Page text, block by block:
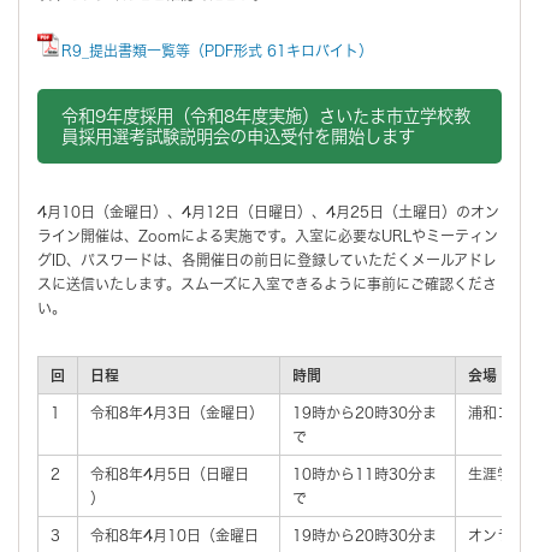
R9_提出書類一覧等（PDF形式 61キロバイト）
令和9年度採用（令和8年度実施）さいたま市立学校教
員採用選考試験説明会の申込受付を開始します
4月10日（金曜日）、4月12日（日曜日）、4月25日（土曜日）のオン
ライン開催は、Zoomによる実施です。入室に必要なURLやミーティン
グID、パスワードは、各開催日の前日に登録していただくメールアドレ
スに送信いたします。スムーズに入室できるように事前にご確認くださ
い。
回 日程 時間 会場
1 令和8年4月3日（金曜日）
19時から20時30分ま
で
浦和コミ
2
令和8年4月5日（日曜日
）
10時から11時30分ま
で
生涯学習
3
令和8年4月10日（金曜日
19時から20時30分ま
オンライ